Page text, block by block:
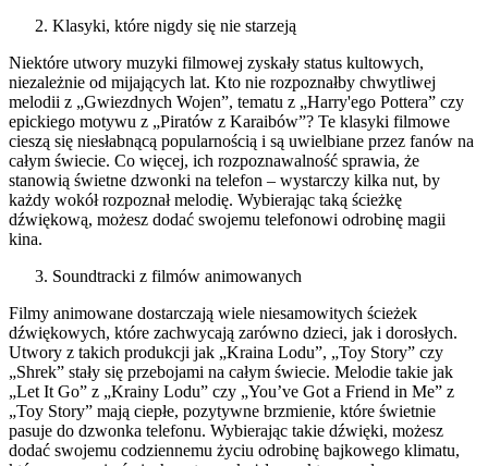
Klasyki, które nigdy się nie starzeją
Niektóre utwory muzyki filmowej zyskały status kultowych,
niezależnie od mijających lat. Kto nie rozpoznałby chwytliwej
melodii z „Gwiezdnych Wojen”, tematu z „Harry'ego Pottera” czy
epickiego motywu z „Piratów z Karaibów”? Te klasyki filmowe
cieszą się niesłabnącą popularnością i są uwielbiane przez fanów na
całym świecie. Co więcej, ich rozpoznawalność sprawia, że
stanowią świetne dzwonki na telefon – wystarczy kilka nut, by
każdy wokół rozpoznał melodię. Wybierając taką ścieżkę
dźwiękową, możesz dodać swojemu telefonowi odrobinę magii
kina.
Soundtracki z filmów animowanych
Filmy animowane dostarczają wiele niesamowitych ścieżek
dźwiękowych, które zachwycają zarówno dzieci, jak i dorosłych.
Utwory z takich produkcji jak „Kraina Lodu”, „Toy Story” czy
„Shrek” stały się przebojami na całym świecie. Melodie takie jak
„Let It Go” z „Krainy Lodu” czy „You’ve Got a Friend in Me” z
„Toy Story” mają ciepłe, pozytywne brzmienie, które świetnie
pasuje do dzwonka telefonu. Wybierając takie dźwięki, możesz
dodać swojemu codziennemu życiu odrobinę bajkowego klimatu,